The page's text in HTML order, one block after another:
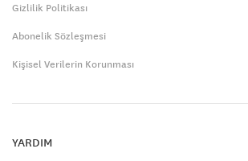
Gizlilik Politikası
Abonelik Sözleşmesi
Kişisel Verilerin Korunması
YARDIM